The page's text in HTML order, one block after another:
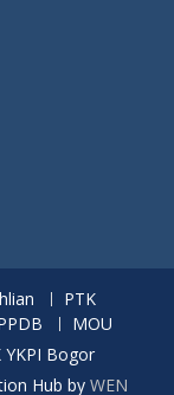
PTK
MOU
YKPI Bogor
Hub by WEN